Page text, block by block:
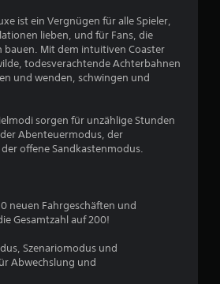
w
e
t
ist ein Vergnügen für alle Spieler,
lieben, und für Fans, die
bauen. Mit dem intuitiven Coaster
todesverachtende Achterbahnen
und wenden, schwingen und
sorgen für unzählige Stunden
Abenteuermodus, der
offene Sandkastenmodus.
neuen Fahrgeschäften und
Gesamtzahl auf 200!
Szenariomodus und
Abwechslung und